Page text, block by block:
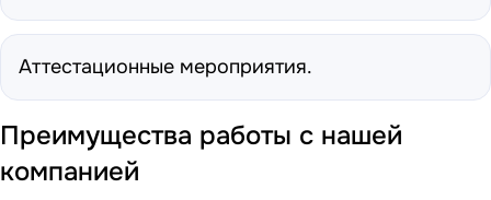
Аттестационные мероприятия.
Преимущества работы с нашей
компанией